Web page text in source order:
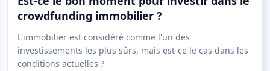
crowdfunding immobilier ?
L'immobilier est considéré comme l'un des
investissements les plus sûrs, mais est-ce le cas dans les
conditions actuelles ?